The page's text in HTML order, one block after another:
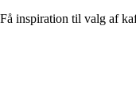
Få inspiration til valg af